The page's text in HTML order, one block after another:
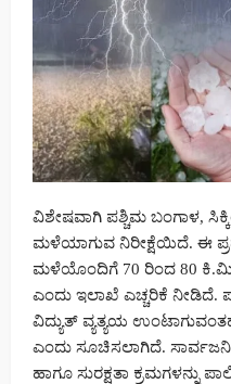
ವಿಶೇಷವಾಗಿ ಪಶ್ಚಿಮ ಬಂಗಾಳ,
ಮಳೆಯಾಗುವ ನಿರೀಕ್ಷೆಯಿದೆ. ಈ
ಮಳೆಯೊಂದಿಗೆ 70 ರಿಂದ 80 ಕಿ.ಮೀ
ಎಂದು ಇಲಾಖೆ ಎಚ್ಚರಿಕೆ ನೀಡಿದೆ.
ವಿದ್ಯುತ್ ವ್ಯತ್ಯಯ
ಎಂದು ಸೂಚಿಸಲಾಗಿದೆ.
ಹಾಗೂ ಸುರಕ್ಷತಾ ಕ್ರಮಗಳನ್ನು